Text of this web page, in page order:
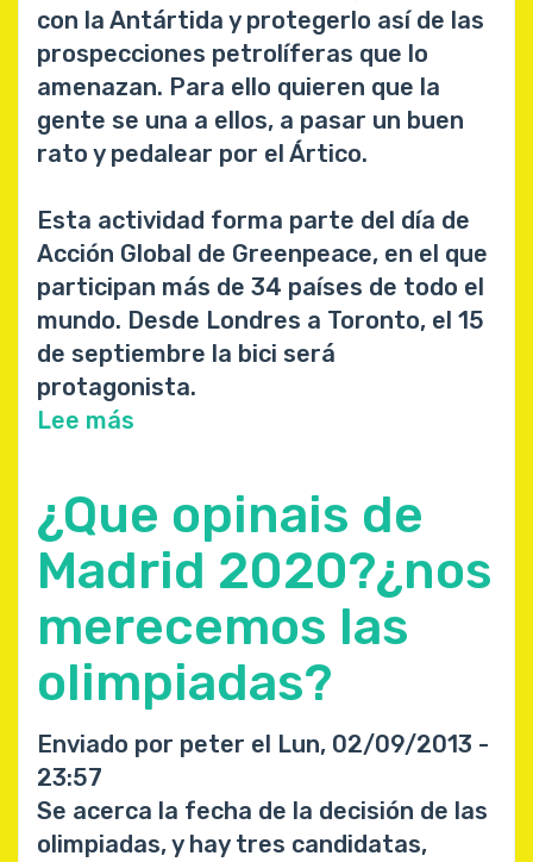
con la Antártida y protegerlo así de las
prospecciones petrolíferas que lo
amenazan. Para ello quieren que la
gente se una a ellos, a pasar un buen
rato y pedalear por el Ártico.
Esta actividad forma parte del día de
Acción Global de Greenpeace, en el que
participan más de 34 países de todo el
mundo. Desde Londres a Toronto, el 15
de septiembre la bici será
protagonista.
Lee más
"Salvar
el
Artico"
¿Que opinais de
Madrid 2020?¿nos
merecemos las
olimpiadas?
Enviado por peter el Lun, 02/09/2013 -
23:57
Se acerca la fecha de la decisión de las
olimpiadas, y hay tres candidatas,